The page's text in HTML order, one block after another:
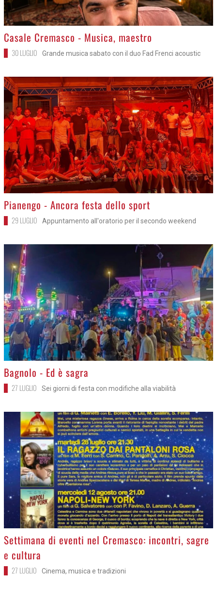
>
Casale Cremasco - Musica, maestro
30 LUGLIO Grande musica sabato con il duo Fad Frenci acoustic
>
Pianengo - Ancora festa dello sport
29 LUGLIO Appuntamento all'oratorio per il secondo weekend
>
Bagnolo - Ed è sagra
27 LUGLIO Sei giorni di festa con modifiche alla viabilità
>
Settimana di eventi nel Cremasco: incontri, sagre
e cultura
27 LUGLIO Cinema, musica e tradizioni